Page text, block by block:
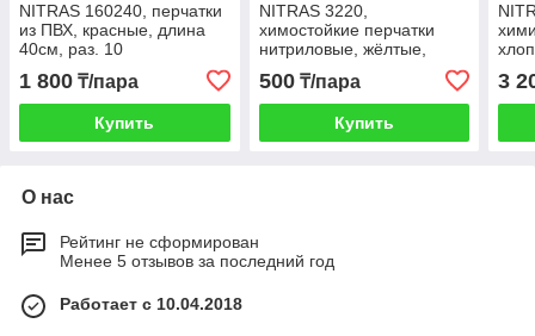
NITRAS 160240, перчатки
из ПВХ, красные, длина
40см, раз. 10
1 800 ₸/пара
Купить
NITRAS 3220,
химостойкие перчатки
нитриловые, жёлтые,
длина 32 см
500₸/пара
Купить
см
3
О нас
Рейтинг не сформирован
Менее 5 отзывов за последний год
Работает с 10.04.2018